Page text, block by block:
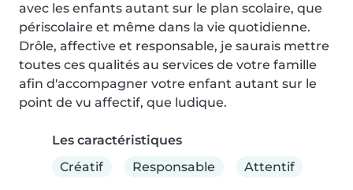
avec les enfants autant sur le plan scolaire, que
périscolaire et même dans la vie quotidienne.
Drôle, affective et responsable, je saurais mettre
toutes ces qualités au services de votre famille
afin d'accompagner votre enfant autant sur le
point de vu affectif, que ludique.
Les caractéristiques
Créatif
Responsable Attentif